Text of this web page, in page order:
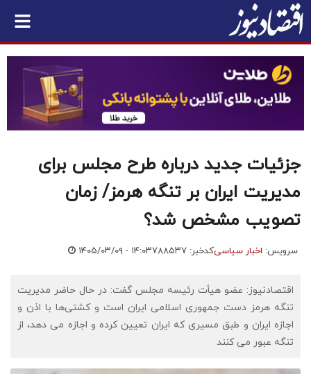
جزئیات جدید درباره طرح مجلس برای
مدیریت ایران بر تنگه هرمز/ زمان
تصویب مشخص شد؟
سرویس: اخبار سیاسیکدخبر: ۷۸۸۵۳۷ ۱۴۰۵/۰۳/۰۹ - ۱۴:۰۳
اقتصادنیوز: عضو هیأت رئیسه مجلس گفت: در حال حاضر مدیریت
تنگه هرمز دست جمهوری اسلامی ایران است و کشتی‌ها با اذن و
اجازه ایران و طبق مسیری که ایران تعیین کرده و اجازه می دهد، از
تنگه عبور می کنند